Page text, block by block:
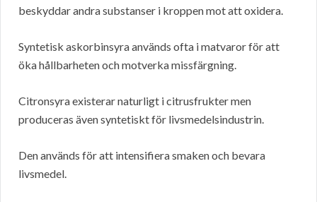
beskyddar andra substanser i kroppen mot att oxidera.
Syntetisk askorbinsyra används ofta i matvaror för att
öka hållbarheten och motverka missfärgning.
Citronsyra existerar naturligt i citrusfrukter men
produceras även syntetiskt för livsmedelsindustrin.
Den används för att intensifiera smaken och bevara
livsmedel.